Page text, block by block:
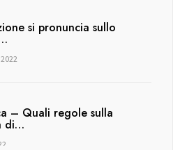
si pronuncia sullo
– Quali regole sulla
di…